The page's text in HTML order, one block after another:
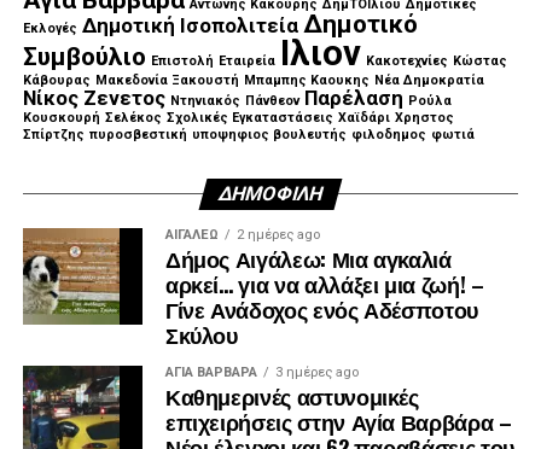
Αντώνης Κακούρης ΔημΤΟΙλιου Δημοτικές
Εκλογές Δημοτική Ισοπολιτεία Δημοτικό
Συμβούλιο Επιστολή Εταιρεία Ιλιον Κακοτεχνίες Κώστας
Κάβουρας Μακεδονία Ξακουστή Μπαμπης Καουκης Νέα Δημοκρατία
Νίκος Ζενετος Ντηνιακός Πάνθεον Παρέλαση Ρούλα
Κουσκουρή Σελέκος Σχολικές Εγκαταστάσεις Χαϊδάρι Χρηστος
Σπίρτζης πυροσβεστική υποψηφιος βουλευτής φιλοδημος φωτιά
ΔΗΜΟΦΙΛΉ
ΑΙΓΑΛΕΩ 2 ημέρες ago
Δήμος Αιγάλεω: Μια αγκαλιά
αρκεί… για να αλλάξει μια ζωή! –
Γίνε Ανάδοχος ενός Αδέσποτου
Σκύλου
ΑΓΙΑ ΒΑΡΒΑΡΑ 3 ημέρες ago
Καθημερινές αστυνομικές
επιχειρήσεις στην Αγία Βαρβάρα –